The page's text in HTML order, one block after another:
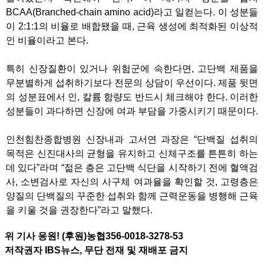
BCAA(Branched-chain amino acid)라고 일컫는다. 이 성분들
이 2:1:1의 비율로 배합됐을 때, 근육 생성에 최적화된 이상적
인 비율이라고 본다.
특히 신장질환이 있거나 위험군에 속한다면, 고단백 제품을
무분별하게 섭취하기보다 전문의 상담이 우선이다. 제품 뒷면
의 성분표에서 인, 칼륨 함량도 반드시 체크해야 한다. 이러한
성분들이 과다하면 신장에 여과 부담을 가중시키기 때문이다.
인천힘찬종합병원 신장내과 고서연 과장은 “단백질 섭취의
목적은 신진대사의 균형을 유지하고 신체구조를 튼튼히 하는
데 있다”라며 “젊은 층은 고단백 식단을 시작하기 전에 혈액검
사, 소변검사로 자신의 사구체 여과율을 확인할 것, 고령층은
양질의 단백질의 꾸준한 섭취와 함께 근력운동을 병행해 근육
을 키울 것을 권장한다”라고 말했다.
위 기사 응원! (후원)농협356-0018-3278-53
저작권자 IBS뉴스, 무단 전재 및 재배포 금지